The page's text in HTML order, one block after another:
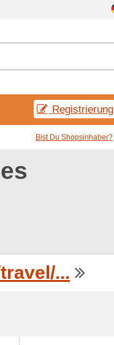
Registrierung
Bist Du Shopsinhaber?
...